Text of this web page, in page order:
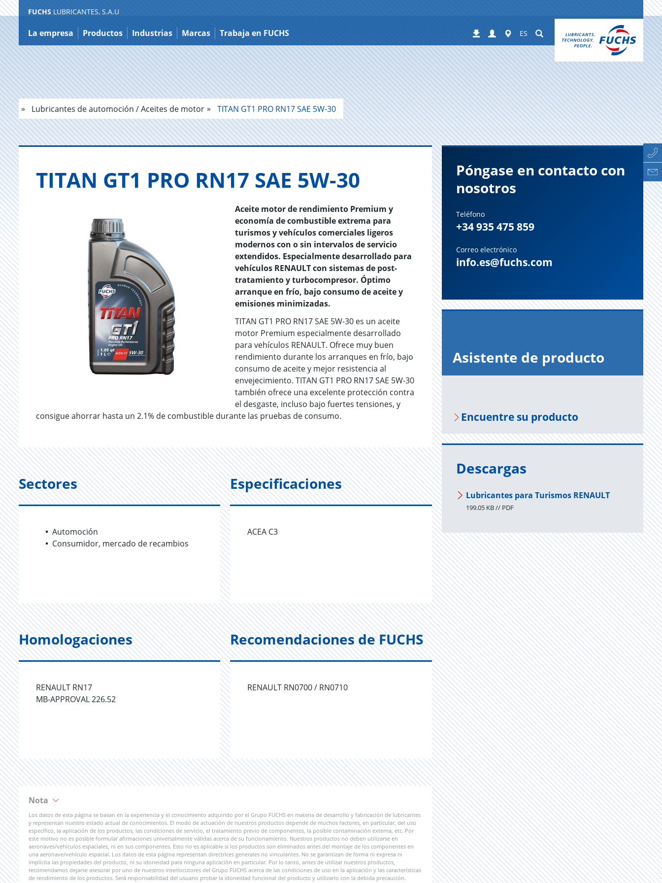
Ir
a
contenido
FUCHS LUBRICANTES, S.A.U
La empresa Productos Industrias Marcas Trabaja en FUCHS Descargas
Login Worldwide
ES Suchen
Lubricantes de automoción / Aceites de motor TITAN GT1 PRO RN17 SAE 5W-30
TITAN GT1 PRO RN17 SAE 5W-30
Aceite motor de rendimiento Premium y
economía de combustible extrema para
turismos y vehículos comerciales ligeros
modernos con o sin intervalos de servicio
extendidos. Especialmente desarrollado para
vehículos RENAULT con sistemas de post-
tratamiento y turbocompresor. Óptimo
arranque en frío, bajo consumo de aceite y
emisiones minimizadas.
TITAN GT1 PRO RN17 SAE 5W-30 es un aceite
motor Premium especialmente desarrollado
para vehículos RENAULT. Ofrece muy buen
rendimiento durante los arranques en frío, bajo
consumo de aceite y mejor resistencia al
envejecimiento. TITAN GT1 PRO RN17 SAE 5W-30
también ofrece una excelente protección contra
el desgaste, incluso bajo fuertes tensiones, y
consigue ahorrar hasta un 2.1% de combustible durante las pruebas de consumo.
Sectores
Automoción
Consumidor, mercado de recambios
Especificaciones
ACEA C3
Homologaciones
RENAULT RN17
MB-APPROVAL 226.52
Recomendaciones de FUCHS
RENAULT RN0700 / RN0710
Nota
Los datos de esta página se basan en la experiencia y el conocimiento adquirido por el Grupo FUCHS en materia de desarrollo y fabricación de lubricantes
y representan nuestro estado actual de conocimientos. El modo de actuación de nuestros productos depende de muchos factores, en particular, del uso
específico, la aplicación de los productos, las condiciones de servicio, el tratamiento previo de componentes, la posible contaminación externa, etc. Por
este motivo no es posible formular afirmaciones universalmente válidas acerca de su funcionamiento. Nuestros productos no deben utilizarse en
aeronaves/vehículos espaciales, ni en sus componentes. Esto no es aplicable si los productos son eliminados antes del montaje de los componentes en
una aeronave/vehículo espacial. Los datos de esta página representan directrices generales no vinculantes. No se garantizan de forma ni expresa ni
implícita las propiedades del producto, ni su idoneidad para ninguna aplicación en particular. Por lo tanto, antes de utilizar nuestros productos,
recomendamos dejarse asesorar por uno de nuestros interlocutores del Grupo FUCHS acerca de las condiciones de uso en la aplicación y las características
de rendimiento de los productos. Será responsabilidad del usuario probar la idoneidad funcional del producto y utilizarlo con la debida precaución.
Póngase en contacto con
nosotros
Teléfono
+34 935 475 859
Correo electrónico
info.es@fuchs.com
Asis­ten­te de pro­duc­to
En­cuen­tre su pro­duc­to
Descargas
Lubricantes para Turismos RENAULT
199.05 KB // PDF